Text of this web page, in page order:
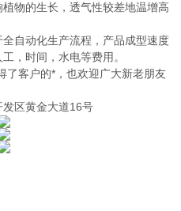
物的生长，透气性较差地温增高
全自动化生产流程，产品成型速度
，时间，水电等费用。
了客户的*，也欢迎广大新老朋友
区黄金大道16号